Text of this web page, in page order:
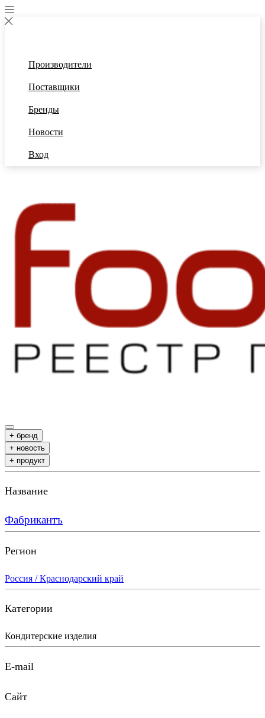
Производители
Поставщики
Бренды
Новости
Вход
+ бренд
+ новость
+ продукт
Название
Фабрикантъ
Регион
Россия / Краснодарский край
Категории
Кондитерские изделия
E-mail
Сайт